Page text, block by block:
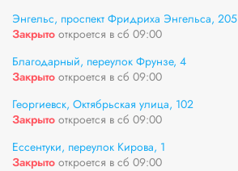
Энгельс, проспект Фридриха Энгельса, 205
Закрыто откроется в сб 09:00
Благодарный, переулок Фрунзе, 4
Закрыто откроется в сб 09:00
Георгиевск, Октябрьская улица, 102
Закрыто откроется в сб 09:00
Ессентуки, переулок Кирова, 1
Закрыто откроется в сб 09:00